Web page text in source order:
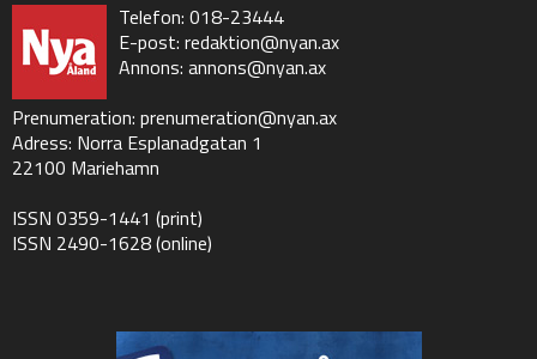
Telefon: 018-23444
E-post: redaktion@nyan.ax
Annons: annons@nyan.ax
Prenumeration: prenumeration@nyan.ax
Adress: Norra Esplanadgatan 1
22100 Mariehamn
ISSN 0359-1441 (print)
ISSN 2490-1628 (online)